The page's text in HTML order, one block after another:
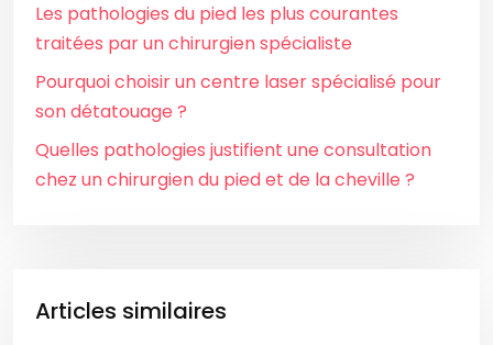
Les pathologies du pied les plus courantes
traitées par un chirurgien spécialiste
Pourquoi choisir un centre laser spécialisé pour
son détatouage ?
Quelles pathologies justifient une consultation
chez un chirurgien du pied et de la cheville ?
Articles similaires